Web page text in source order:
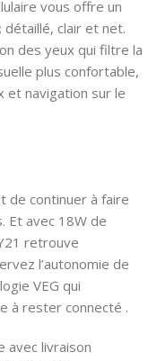
vous offre un
détaillé, clair et net.
des yeux qui filtre la
plus confortable,
et navigation sur le
de continuer à faire
Et avec 18W de
retrouve
l’autonomie de
VEG qui
à rester connecté .